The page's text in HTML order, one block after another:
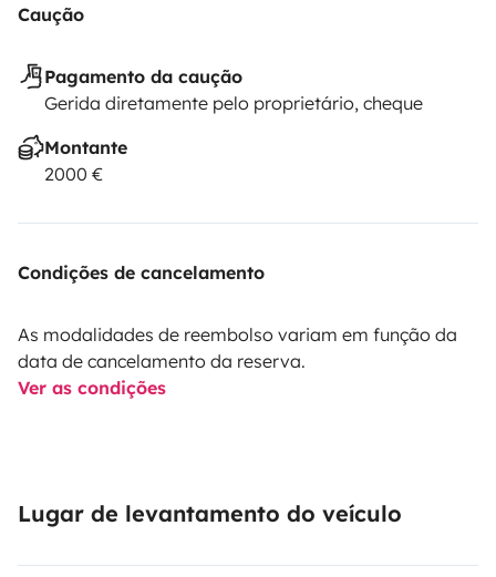
Caução
Pagamento da caução
Gerida diretamente pelo proprietário, cheque
Montante
2000 €
Condições de cancelamento
As modalidades de reembolso variam em função da
data de cancelamento da reserva.
Ver as condições
Lugar de levantamento do veículo